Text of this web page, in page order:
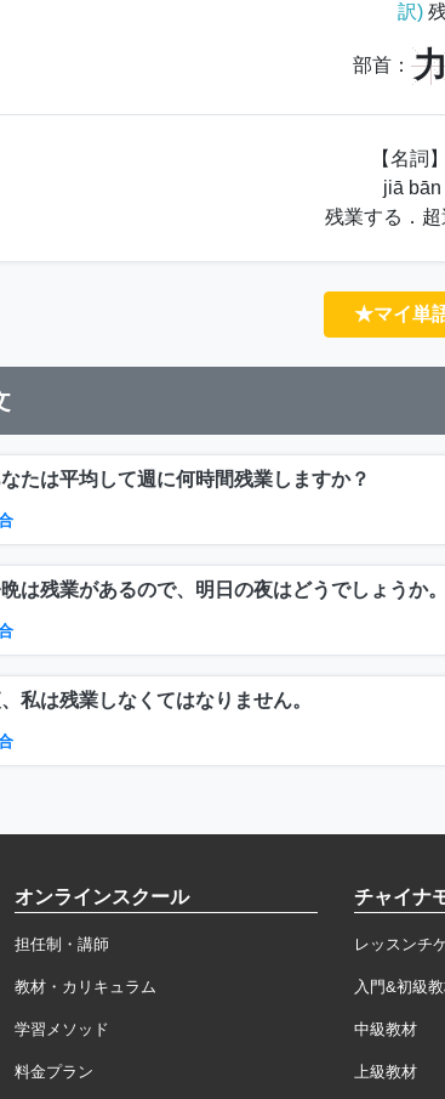
訳)
部首：
【名詞
jiā bān
残業する．超
★マイ単
たは平均して週に何時間残業しますか？
は残業があるので、明日の夜はどうでしょうか。
私は残業しなくてはなりません。
オンラインスクール
担任制・講師
教材・カリキュラム
学習メソッド
料金プラン
チャイナ
レッスンチ
入門&初級
中級教材
上級教材